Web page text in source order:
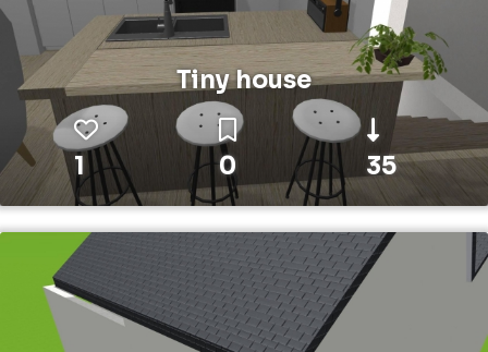
Tiny house
1 0 35